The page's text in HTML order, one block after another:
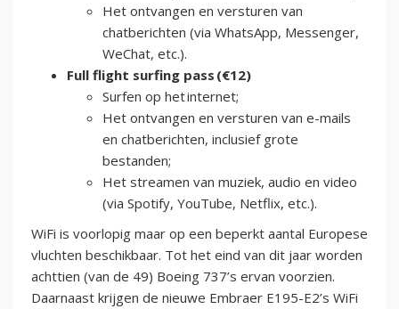
Het ontvangen en versturen van
chatberichten (via WhatsApp, Messenger,
WeChat, etc.).
Full flight surfing pass (€12)
Surfen op het internet;
Het ontvangen en versturen van e-mails
en chatberichten, inclusief grote
bestanden;
Het streamen van muziek, audio en video
(via Spotify, YouTube, Netflix, etc.).
WiFi is voorlopig maar op een beperkt aantal Europese
vluchten beschikbaar. Tot het eind van dit jaar worden
achttien (van de 49) Boeing 737’s ervan voorzien.
Daarnaast krijgen de nieuwe Embraer E195-E2’s WiFi